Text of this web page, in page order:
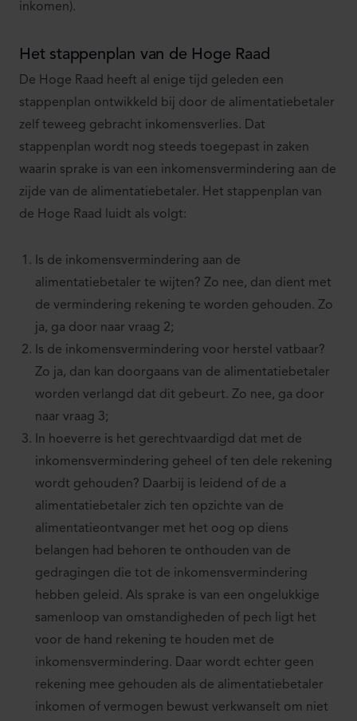
inkomen).
Het stappenplan van de Hoge Raad
De Hoge Raad heeft al enige tijd geleden een
stappenplan ontwikkeld bij door de alimentatiebetaler
zelf teweeg gebracht inkomensverlies. Dat
stappenplan wordt nog steeds toegepast in zaken
waarin sprake is van een inkomensvermindering aan de
zijde van de alimentatiebetaler. Het stappenplan van
de Hoge Raad luidt als volgt:
Is de inkomensvermindering aan de
alimentatiebetaler te wijten? Zo nee, dan dient met
de vermindering rekening te worden gehouden. Zo
ja, ga door naar vraag 2;
Is de inkomensvermindering voor herstel vatbaar?
Zo ja, dan kan doorgaans van de alimentatiebetaler
worden verlangd dat dit gebeurt. Zo nee, ga door
naar vraag 3;
In hoeverre is het gerechtvaardigd dat met de
inkomensvermindering geheel of ten dele rekening
wordt gehouden? Daarbij is leidend of de a
alimentatiebetaler zich ten opzichte van de
alimentatieontvanger met het oog op diens
belangen had behoren te onthouden van de
gedragingen die tot de inkomensvermindering
hebben geleid. Als sprake is van een ongelukkige
samenloop van omstandigheden of pech ligt het
voor de hand rekening te houden met de
inkomensvermindering. Daar wordt echter geen
rekening mee gehouden als de alimentatiebetaler
inkomen of vermogen bewust verkwanselt om niet